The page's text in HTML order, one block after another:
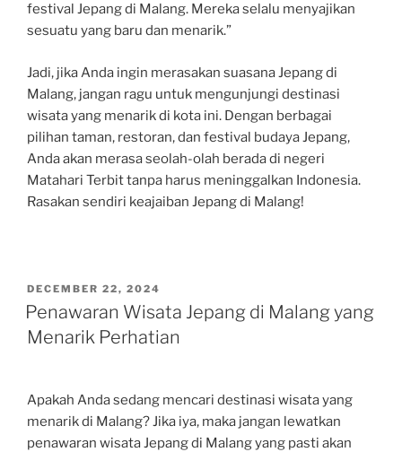
festival Jepang di Malang. Mereka selalu menyajikan
sesuatu yang baru dan menarik.”
Jadi, jika Anda ingin merasakan suasana Jepang di
Malang, jangan ragu untuk mengunjungi destinasi
wisata yang menarik di kota ini. Dengan berbagai
pilihan taman, restoran, dan festival budaya Jepang,
Anda akan merasa seolah-olah berada di negeri
Matahari Terbit tanpa harus meninggalkan Indonesia.
Rasakan sendiri keajaiban Jepang di Malang!
POSTED
ON
DECEMBER 22, 2024
Penawaran Wisata Jepang di Malang yang
Menarik Perhatian
Apakah Anda sedang mencari destinasi wisata yang
menarik di Malang? Jika iya, maka jangan lewatkan
penawaran wisata Jepang di Malang yang pasti akan